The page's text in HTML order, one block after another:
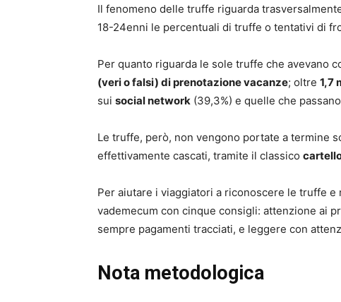
Il fenomeno delle truffe riguarda
18-24enni le percentuali di truffe o tentativi di
Per quanto riguarda le sole truffe che avevano
(veri o falsi) di prenotazione vacanze; oltre 1,7
sui social network (39,3%) e quelle che
Le truffe, però, non vengono portate a termine
effettivamente cascati, tramite il classico
Per aiutare i viaggiatori a riconoscere le truffe
vademecum con cinque consigli: attenzione ai
sempre pagamenti tracciati, e leggere con
Nota metodologica